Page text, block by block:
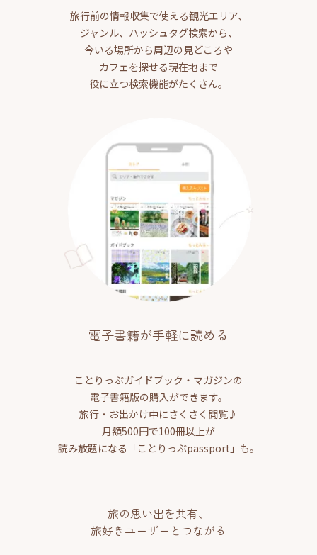
旅行前の情報収集で使える観光エリア、
ジャンル、ハッシュタグ検索から、
今いる場所から周辺の見どころや
カフェを探せる現在地まで
役に立つ検索機能がたくさん。
電子書籍が手軽に読める
ことりっぷガイドブック・マガジンの
電子書籍版の購入ができます。
旅行・お出かけ中にさくさく閲覧♪
月額500円で100冊以上が
読み放題になる「ことりっぷpassport」も。
旅の思い出を共有、
旅好きユーザーとつながる